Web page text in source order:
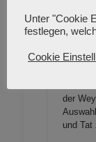
andere
der
und Tat
Unter "Cookie
festlegen,
Cookie